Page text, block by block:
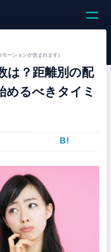
モーションが含まれます）
は？距離別の配
めるべきタイミ
B!